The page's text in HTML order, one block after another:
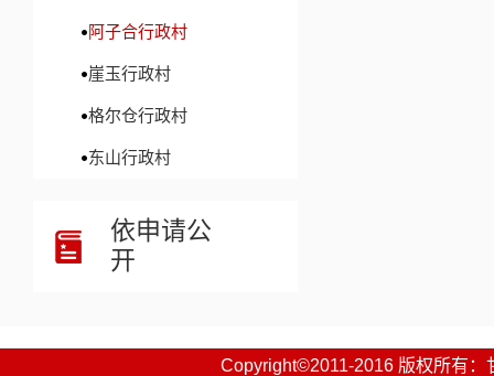
阿子合行政村
崖玉行政村
格尔仓行政村
东山行政村
依申请公
开
Copyright©2011-2016 版权所有：